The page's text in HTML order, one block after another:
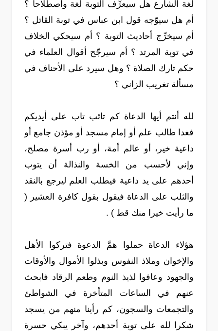
لغة الشارع هل سيعرِّف التوبة لغة واصطلاحا ؟
أم هل سيوّجه قول ابن عباس في توبة القاتل ؟
أم سيخرِّج أحاديث التوبة ؟ أم سيحكي الخلاف
في توبة المرتد ؟ أم سيرجّح أقوال العلماء في
حكم تارك الصلاة ؟ وهل سيرد على الأحناف في
مسألة تغريب الزاني ؟
لله أنتم أيها الدعاة كم تائب تاب على أيديكم
فغدا طالب علم أو إمام مسجد أو مؤذن جامع أو
داعية خير، أو عالم أمة، أو رب أسرة مصلح،
وإني لأحسب من الخسة والنذالة أن يتوب
أحدهم على يد داعية فيطلب العلم ليرجع بالنقد
والثلب على الدعاة فيقول بقول كافرة العشير (
ما رأيت خيرا منك قط ) .
هؤلاء الدعاة حملوا همَّ الدعوة فتركوا الأهل
والإخوان وملاذ النفوس وبذلوا الأموال والأوقات
والجهود وعافوا لذيذ النوم وطعم الرقاد فابحث
عنهم في الساعات المتأخرة في الشواطئ
والتجمعات والسجون، كم رأينا منهم من يسجد
شكرا لله على توبة أحدهم، وآخر يبكي حسرة